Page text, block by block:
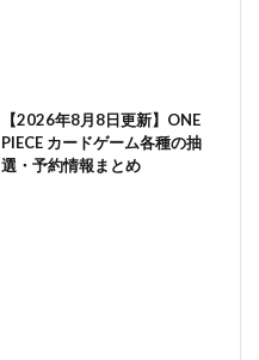
【2026年8月8日更新】ONE
PIECE カードゲーム各種の抽
選・予約情報まとめ